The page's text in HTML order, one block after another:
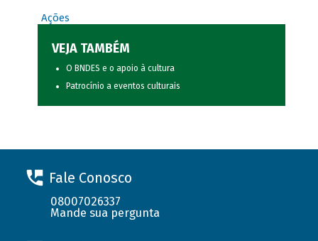
Ações
VEJA TAMBÉM
O BNDES e o apoio à cultura
Patrocínio a eventos culturais
Fale Conosco
08007026337
Mande sua pergunta